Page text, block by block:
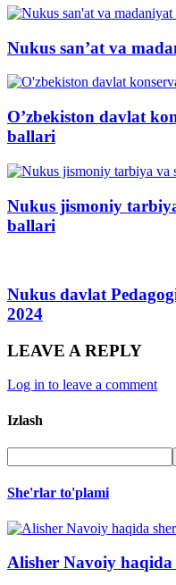
Nukus san’at va
O’zbekiston davlat
ballari
Nukus jismoniy
ballari
Nukus davlat
2024
LEAVE A REPLY
Log in to leave a comment
Izlash
She'rlar to'plami
Alisher Navoiy haqida